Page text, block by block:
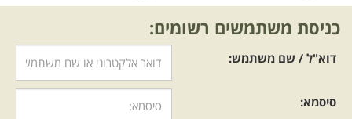
כניסת משתמשים רשומים:
דוא"ל / שם משתמש:
סיסמא: